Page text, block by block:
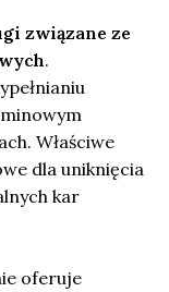
związane ze
.
Właściwe
dla uniknięcia
kar
oferuje